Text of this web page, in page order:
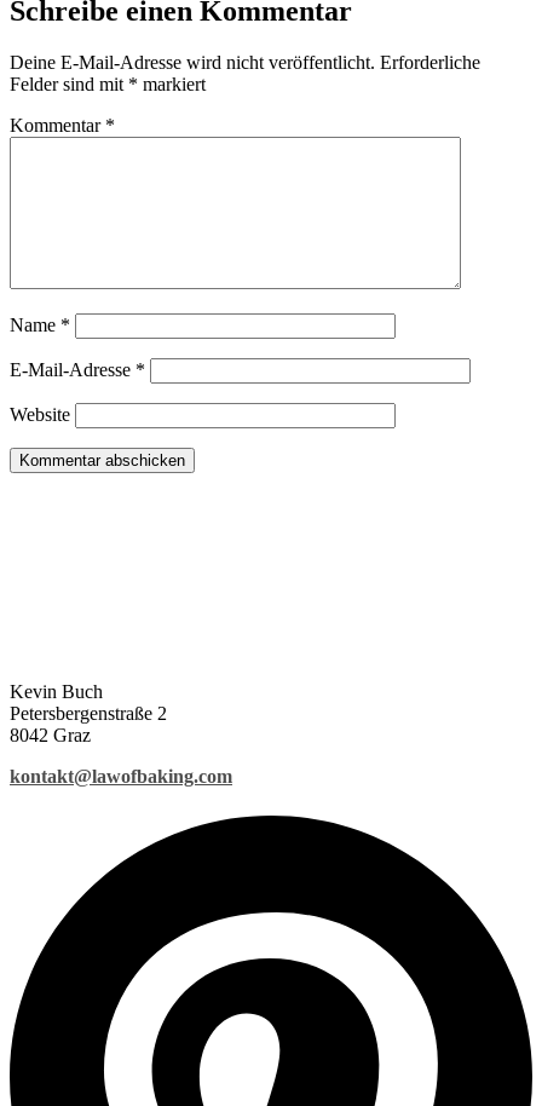
Schreibe einen Kommentar
Deine E-Mail-Adresse wird nicht veröffentlicht. Erforderliche
Felder sind mit * markiert
Kommentar *
Name *
E-Mail-Adresse *
Website
Kevin Buch
Petersbergenstraße 2
8042 Graz
kontakt@lawofbaking.com